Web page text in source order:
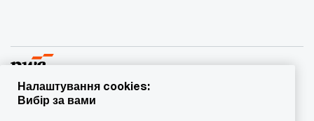
Налаштування cookies:
Вибір за вами